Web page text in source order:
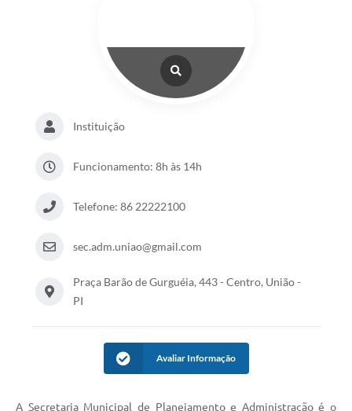
Instituição
Funcionamento: 8h às 14h
Telefone: 86 22222100
sec.adm.uniao@gmail.com
Praça Barão de Gurguéia, 443 - Centro, União -
PI
Avaliar Informação
A Secretaria Municipal de Planejamento e Administração é o